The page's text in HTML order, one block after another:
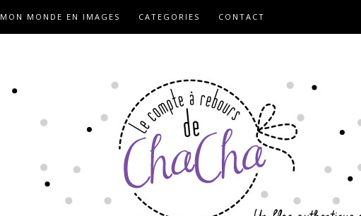
MON MONDE EN IMAGES CATEGORIES CONTACT